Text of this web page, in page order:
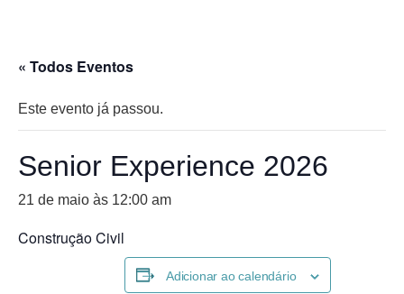
« Todos Eventos
Este evento já passou.
Senior Experience 2026
21 de maio às 12:00 am
Construção Civil
Adicionar ao calendário